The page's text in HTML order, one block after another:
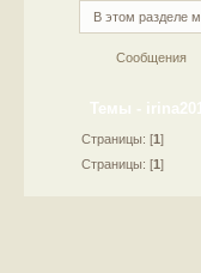
В этом разделе
Сообщения
Темы -
Страницы: [1]
Страницы: [1]